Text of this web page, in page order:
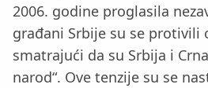
2006. godine proglasila
građani Srbije su se protivili
smatrajući da su Srbija i
narod“. Ove tenzije su se